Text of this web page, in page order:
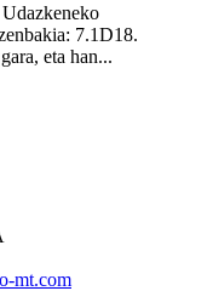
7.1D18.
eta han...
mt.com